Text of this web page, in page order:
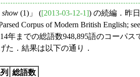
show (1)」 ([2013-03-12-1]) の続編．昨
Corpus of Modern British English; see
年までの総語数948,895語のコーパ
た．結果は以下の通り．
総語数